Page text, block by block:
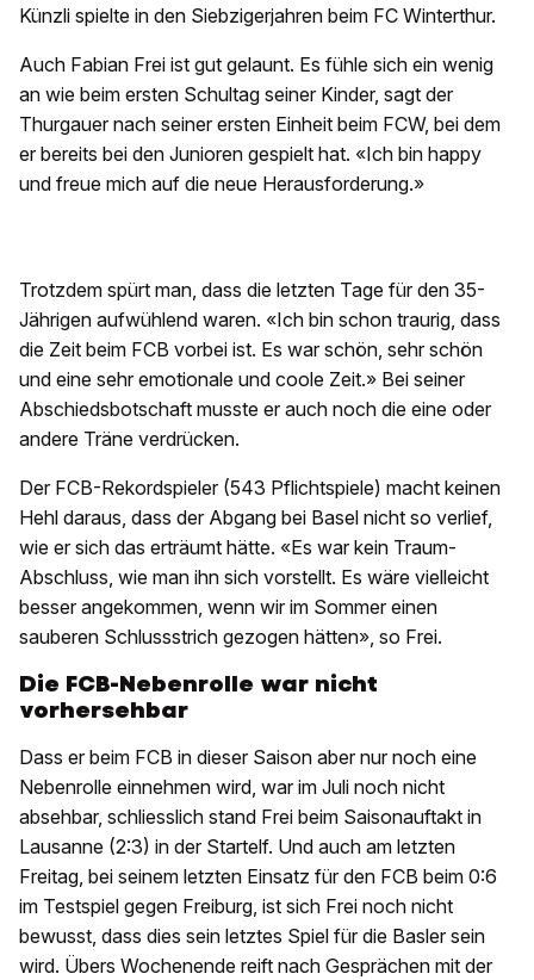
Künzli spielte in den Siebzigerjahren beim FC Winterthur.
Auch Fabian Frei ist gut gelaunt. Es fühle sich ein wenig
an wie beim ersten Schultag seiner Kinder, sagt der
Thurgauer nach seiner ersten Einheit beim FCW, bei dem
er bereits bei den Junioren gespielt hat. «Ich bin happy
und freue mich auf die neue Herausforderung.»
Trotzdem spürt man, dass die letzten Tage für den 35-
Jährigen aufwühlend waren. «Ich bin schon traurig, dass
die Zeit beim FCB vorbei ist. Es war schön, sehr schön
und eine sehr emotionale und coole Zeit.» Bei seiner
Abschiedsbotschaft musste er auch noch die eine oder
andere Träne verdrücken.
Der FCB-Rekordspieler (543 Pflichtspiele) macht keinen
Hehl daraus, dass der Abgang bei Basel nicht so verlief,
wie er sich das erträumt hätte. «Es war kein Traum-
Abschluss, wie man ihn sich vorstellt. Es wäre vielleicht
besser angekommen, wenn wir im Sommer einen
sauberen Schlussstrich gezogen hätten», so Frei.
Die FCB-Nebenrolle war nicht
vorhersehbar
Dass er beim FCB in dieser Saison aber nur noch eine
Nebenrolle einnehmen wird, war im Juli noch nicht
absehbar, schliesslich stand Frei beim Saisonauftakt in
Lausanne (2:3) in der Startelf. Und auch am letzten
Freitag, bei seinem letzten Einsatz für den FCB beim 0:6
im Testspiel gegen Freiburg, ist sich Frei noch nicht
bewusst, dass dies sein letztes Spiel für die Basler sein
wird. Übers Wochenende reift nach Gesprächen mit der